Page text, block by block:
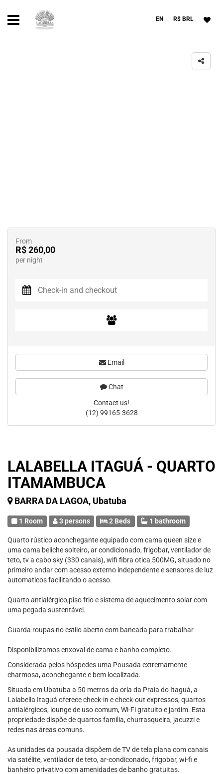
EN R$ BRL
LALABELLA ITAGUÁ - QUARTO
ITAMAMBUCA
BARRA DA LAGOA, Ubatuba
1 Room 3 persons 2 Beds 1 bathroom
Quarto rústico aconchegante equipado com cama queen size e
uma cama beliche solteiro, ar condicionado, frigobar, ventilador de
teto, tv a cabo sky (330 canais), wifi fibra otica 500MG, situado no
primeiro andar com acesso externo independente e sensores de luz
automaticos facilitando o acesso.
Quarto antialérgico,piso frio e sistema de aquecimento solar com
uma pegada sustentável.
Guarda roupas no estilo aberto com bancada para trabalhar
Disponibilizamos enxoval de cama e banho completo.
Considerada pelos hóspedes uma Pousada extremamente
charmosa, aconchegante e bem localizada.
Situada em Ubatuba a 50 metros da orla da Praia do Itaguá, a
Lalabella Itaguá oferece check-in e check-out expressos, quartos
antialérgicos, lounge de uso comum, Wi-Fi gratuito e jardim. Esta
propriedade dispõe de quartos família, churrasqueira, jacuzzi e
redes nas áreas comuns.
As unidades da pousada dispõem de TV de tela plana com canais
via satélite, ventilador de teto, ar-condiconado, frigobar, wi-fi e
banheiro privativo com amenidades de banho gratuitas.
From
R$ 260,00
per night
Email
Chat
Contact us!
(12) 99165-3628